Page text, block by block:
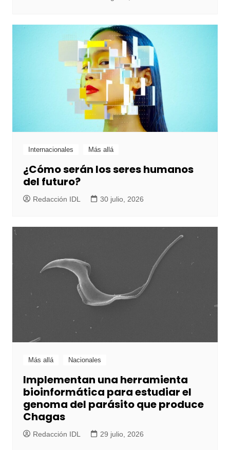
Internacionales Más allá
¿Cómo serán los seres humanos
del futuro?
Redacción IDL 30 julio, 2026
Más allá Nacionales
Implementan una herramienta
bioinformática para estudiar el
genoma del parásito que produce
Chagas
Redacción IDL 29 julio, 2026